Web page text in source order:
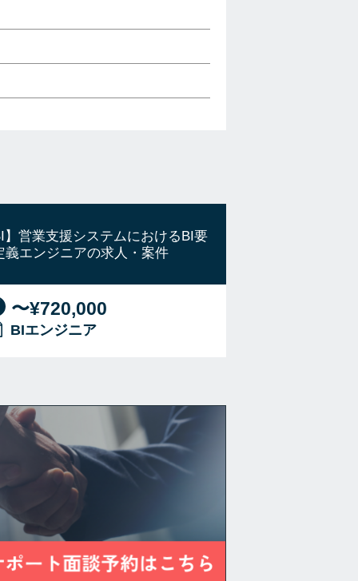
】営業支援システムにおけるBI要
義エンジニアの求人・案件
〜¥720,000
BIエンジニア